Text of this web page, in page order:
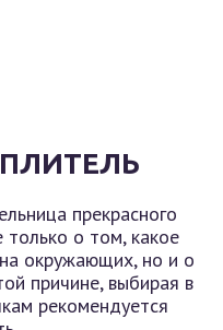
прекрасного
о том, какое
окружающих, но и о
причине, выбирая в
рекомендуется